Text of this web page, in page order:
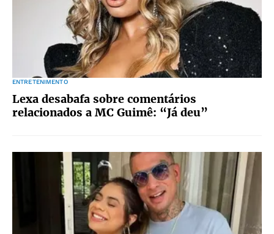
ENTRETENIMENTO
Lexa desabafa sobre comentários
relacionados a MC Guimê: “Já deu”